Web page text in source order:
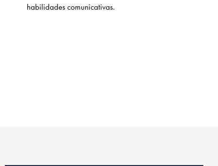
habilidades comunicativas.